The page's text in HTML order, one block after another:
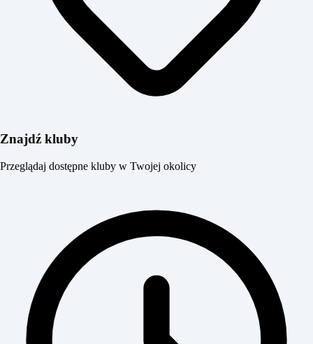
Znajdź kluby
Przeglądaj dostępne kluby w Twojej okolicy